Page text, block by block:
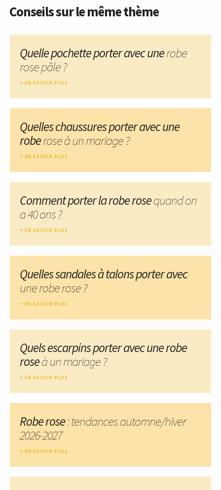
Conseils sur le même thème
Quelle pochette porter avec unerobe
rose pâle ?
EN SAVOIR PLUS
Quelles chaussures porter avec une
roberose à un mariage ?
EN SAVOIR PLUS
Comment porter la robe rosequand on
a 40 ans ?
EN SAVOIR PLUS
Quelles sandales à talons porter avec
une robe rose ?
EN SAVOIR PLUS
Quels escarpins porter avec une robe
roseà un mariage ?
EN SAVOIR PLUS
Robe rose: tendances automne/hiver
2026-2027
EN SAVOIR PLUS